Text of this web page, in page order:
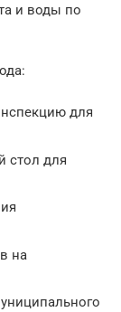
и воды по
для
стол для
на